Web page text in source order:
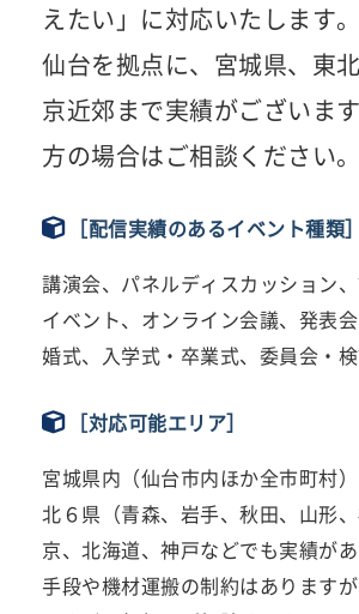
えたい」に対応いたします。
仙台を拠点に、宮城県、東
京近郊まで実績がございま
方の場合はご相談ください。
［配信実績のあるイベント種類］
講演会、パネルディスカッション
イベント、オンライン会議、発表
婚式、入学式・卒業式、委員会・
［対応可能エリア］
宮城県内（仙台市内ほか全市町村
北６県（青森、岩手、秋田、山形
京、北海道、神戸などでも実績が
手段や機材運搬の制約はあります